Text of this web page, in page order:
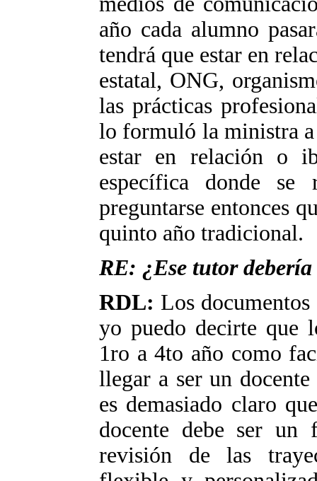
año cada alumno
tendrá que estar en
estatal, ONG,
las prácticas
lo formuló la ministra a
estar en relación o
específica donde se
preguntarse entonces
quinto año tradicional.
RE: ¿Ese tutor
RDL: Los
yo puedo decirte que
1ro a 4to año como
llegar a ser un
es demasiado claro
docente debe ser un
revisión de las